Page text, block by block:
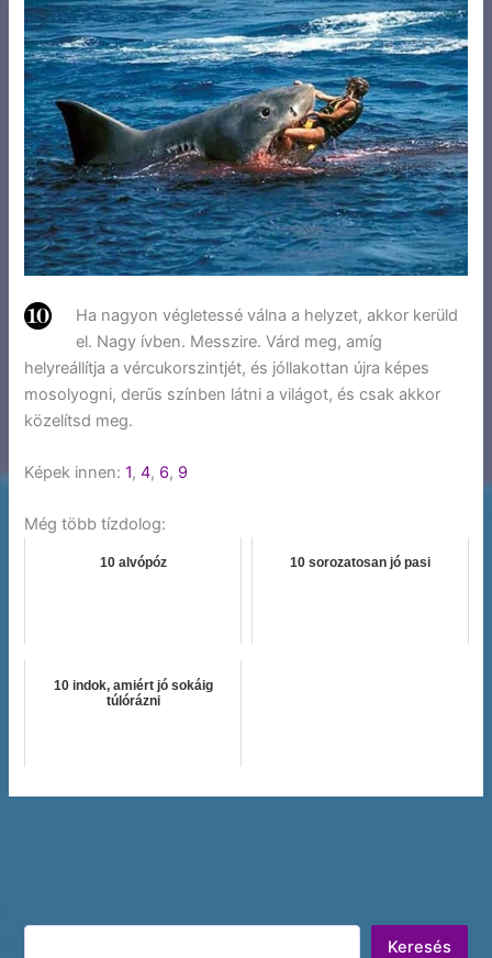
Ha nagyon végletessé válna a helyzet, akkor kerüld
el. Nagy ívben. Messzire. Várd meg, amíg
helyreállítja a vércukorszintjét, és jóllakottan újra képes
mosolyogni, derűs színben látni a világot, és csak akkor
közelítsd meg.
Képek innen:1,4, 6, 9
Még több tízdolog:
10 alvópóz 10 sorozatosan jó pasi
10 indok, amiért jó sokáig
túlórázni
Keresés
Keresés